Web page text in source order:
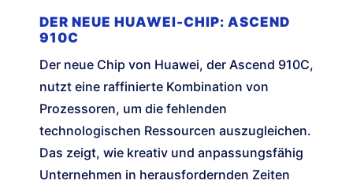
DER NEUE HUAWEI-CHIP: ASCEND
910C
Der neue Chip von Huawei, der Ascend 910C,
nutzt eine raffinierte Kombination von
Prozessoren, um die fehlenden
technologischen Ressourcen auszugleichen.
Das zeigt, wie kreativ und anpassungsfähig
Unternehmen in herausfordernden Zeiten